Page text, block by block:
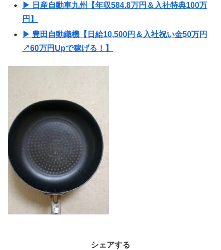
▶ 日産自動車九州【年収584.8万円＆入社特典100万
円】
▶ 豊田自動織機【日給10,500円＆入社祝い金50万円
↗60万円Upで稼げる！】
シェアする